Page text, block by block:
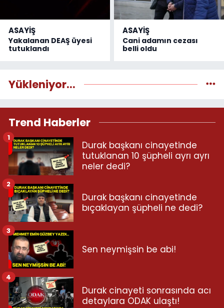
ASAYİŞ
Yakalanan DEAŞ üyesi
tutuklandı
ASAYİŞ
Cani adamın cezası
belli oldu
Yükleniyor...
Trend Haberler
Durak başkanı cinayetinde
tutuklanan 10 şüpheli ayrı ayrı
neler dedi?
1
Durak başkanı cinayetinde
bıçaklayan şüpheli ne dedi?
2
Sen neymişsin be abi!
3
Durak cinayeti sonrasında acı
detaylara ODAK ulaştı!
4